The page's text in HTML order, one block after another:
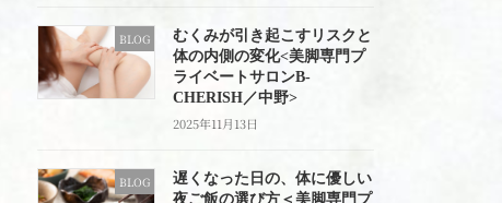
BLOG
むくみが引き起こすリスクと
体の内側の変化<美脚専門プ
ライベートサロンB-
CHERISH／中野>
2025年11月13日
BLOG
遅くなった日の、体に優しい
夜ご飯の選び方＜美脚専門プ